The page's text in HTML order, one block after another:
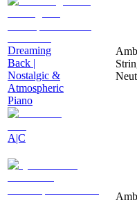
Dreaming
Back |
Nostalgic &
Atmospheric
Piano
A|C